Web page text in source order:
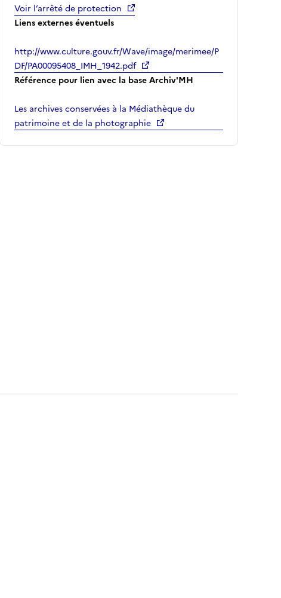
Voir l’arrêté de protection
Liens externes éventuels
http://www.culture.gouv.fr/Wave/image/merimee/P
DF/PA00095408_IMH_1942.pdf
Référence pour lien avec la base Archiv'MH
Les archives conservées à la Médiathèque du
patrimoine et de la photographie